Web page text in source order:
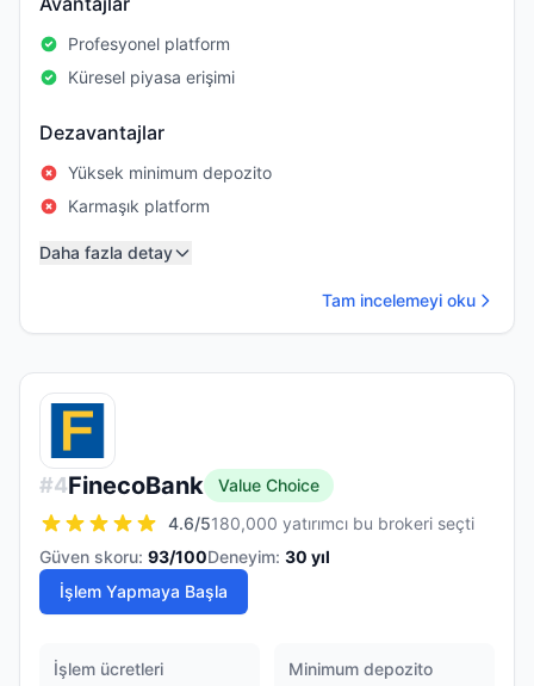
Profesyonel platform
Küresel piyasa erişimi
Dezavantajlar
Yüksek minimum depozito
Karmaşık platform
Daha fazla detay
Tam incelemeyi oku
#4FinecoBank
Value Choice
4.6/5180,000 yatırımcı bu brokeri seçti
Güven skoru: 93/100Deneyim: 30 yıl
İşlem Yapmaya Başla
İşlem ücretleri
Minimum depozito